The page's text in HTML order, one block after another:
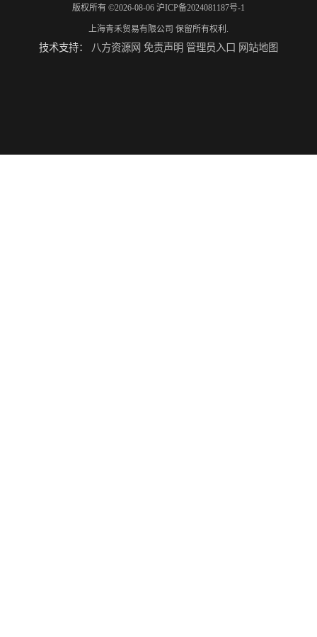
版权所有 ©2026-08-06 沪ICP备2024081187号-1
上海青禾贸易有限公司 保留所有权利.
技术支持： 八方资源网 免责声明 管理员入口 网站地图